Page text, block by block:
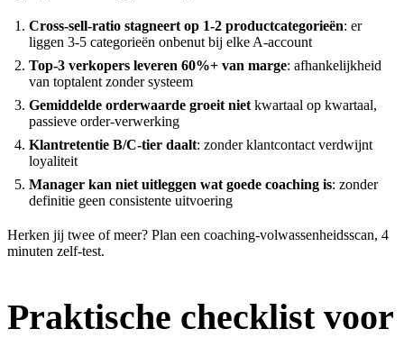
Cross-sell-ratio stagneert op 1-2 productcategorieën: er
liggen 3-5 categorieën onbenut bij elke A-account
Top-3 verkopers leveren 60%+ van marge: afhankelijkheid
van toptalent zonder systeem
Gemiddelde orderwaarde groeit niet kwartaal op kwartaal,
passieve order-verwerking
Klantretentie B/C-tier daalt: zonder klantcontact verdwijnt
loyaliteit
Manager kan niet uitleggen wat goede coaching is: zonder
definitie geen consistente uitvoering
Herken jij twee of meer? Plan een coaching-volwassenheidsscan, 4
minuten zelf-test.
Praktische checklist voor